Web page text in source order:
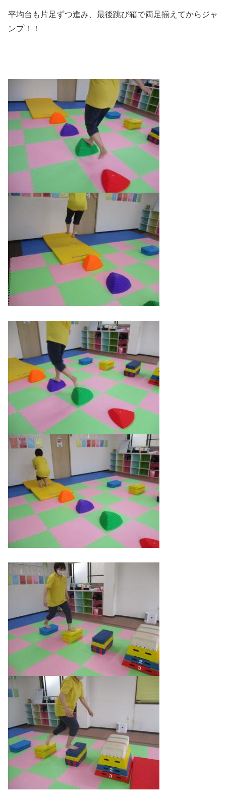
平均台も片足ずつ進み、最後跳び箱で両足揃えてからジャ
ンプ！！